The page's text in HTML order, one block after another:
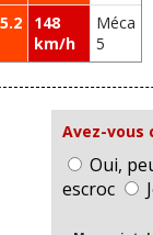
148
km/h
Méca
5
Avez-vous
Oui,
escroc